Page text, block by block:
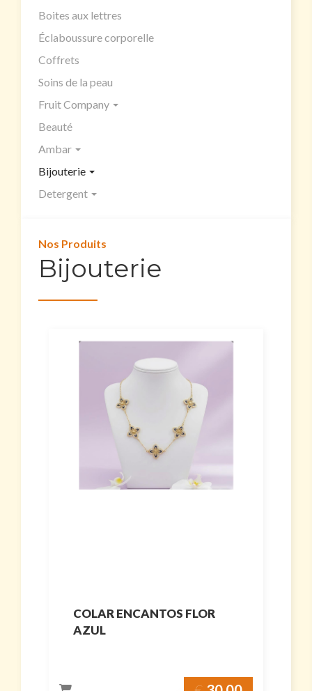
Boites aux lettres
Éclaboussure corporelle
Coffrets
Soins de la peau
Fruit Company
Beauté
Ambar
Bijouterie
Detergent
Nos Produits
Bijouterie
COLAR ENCANTOS FLOR
AZUL